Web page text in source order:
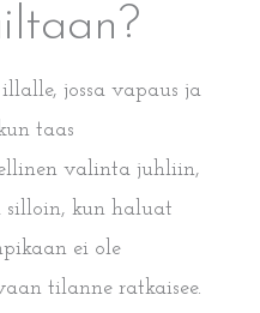
jossa vapaus ja
taas
valinta juhliin,
kun haluat
ei ole
tilanne ratkaisee.